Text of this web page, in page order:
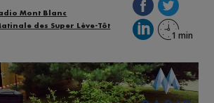
Mont Blanc
des Super Lève-Tôt